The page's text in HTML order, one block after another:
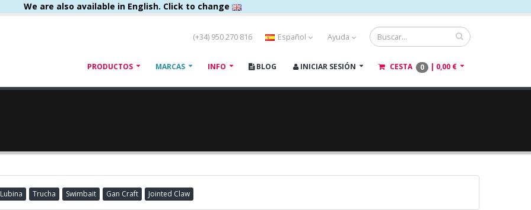
We are also available in English. Click to change
(+34) 950 270 816 Español Ayuda
PRODUCTOS MARCAS INFO BLOG INICIAR SESIÓN CESTA 0 | 0,00 €
Lubina Trucha Swimbait Gan Craft Jointed Claw